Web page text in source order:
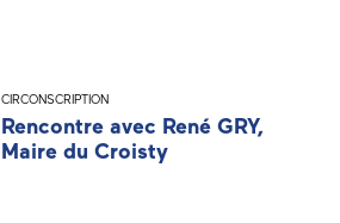
CIRCONSCRIPTION
Rencontre avec René GRY,
Maire du Croisty